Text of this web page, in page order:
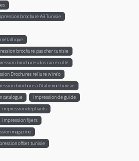
brochure A3 Tunisie
métallique
brochure pas cher tunisie
brochures dos carré collé
Brochures reliure wire’o
brochure à l'italienne tunisie
catalogue
impression de guide
impression dépliants
impression flyers
magazine
offset tunisie